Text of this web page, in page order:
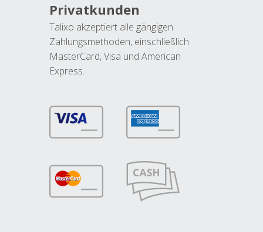
Privatkunden
Talixo akzeptiert alle gängigen
Zahlungsmethoden, einschließlich
MasterCard, Visa und American
Express.